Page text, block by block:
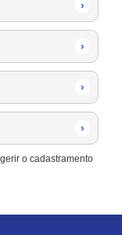
›
›
›
›
o cadastramento